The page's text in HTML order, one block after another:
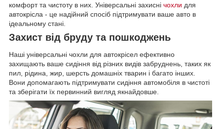
комфорт та чистоту в них. Універсальні захисні чохли для
автокрісла - це надійний спосіб підтримувати ваше авто в
ідеальному стані.
Захист від бруду та пошкоджень
Наші універсальні чохли для автокрісел ефективно
захищають ваше сидіння від різних видів забруднень, таких як
пил, рідина, жир, шерсть домашніх тварин і багато інших.
Вони допомагають підтримувати сидіння автомобіля в чистоті
та зберігати їх первинний вигляд якнайдовше.